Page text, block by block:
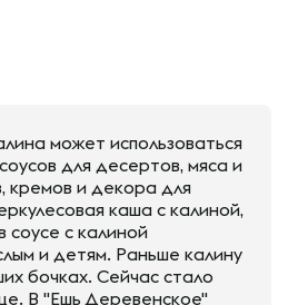
может использоваться
для десертов, мяса и
кремов и декора для
каша с калиной,
соусе с калиной
и детям. Раньше калину
бочках. Сейчас стало
В "Ешь Деревенское"